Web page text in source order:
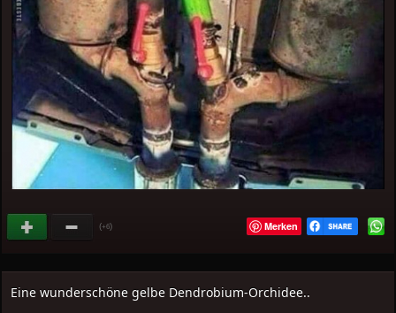
(+6) Merken
Eine wunderschöne gelbe Dendrobium-Orchidee..